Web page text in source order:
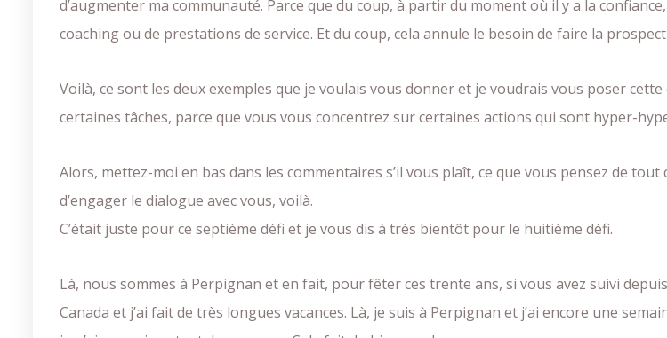
d’augmenter ma communauté. Parce que du coup, à partir du moment où il y a la
coaching ou de prestations de service. Et du coup, cela annule le besoin de faire la
Voilà, ce sont les deux exemples que je voulais vous donner et je voudrais vous poser
certaines tâches, parce que vous vous concentrez sur certaines actions qui sont hyper-
Alors, mettez-moi en bas dans les commentaires s’il vous plaît, ce que vous pensez de
d’engager le dialogue avec vous, voilà.
C’était juste pour ce septième défi et je vous dis à très bientôt pour le huitième défi.
Là, nous sommes à Perpignan et en fait, pour fêter ces trente ans, si vous avez suivi
Canada et j’ai fait de très longues vacances. Là, je suis à Perpignan et j’ai encore une